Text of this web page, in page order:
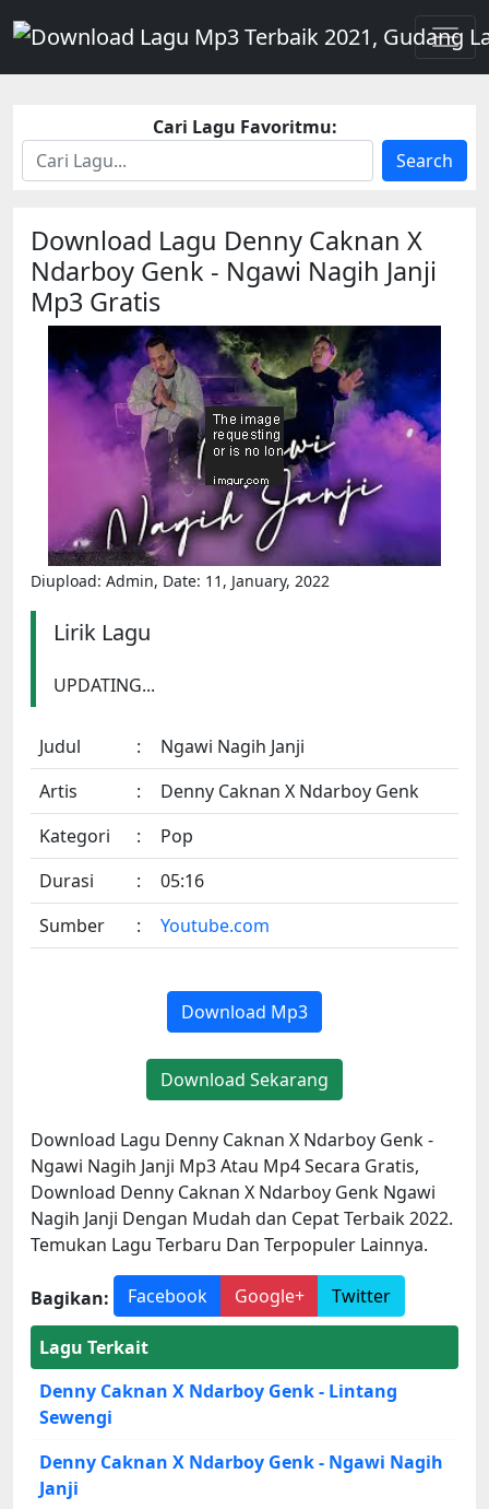
Cari Lagu Favoritmu:
Search
Download Lagu Denny Caknan X
Ndarboy Genk - Ngawi Nagih Janji
Mp3 Gratis
Diupload: Admin, Date: 11, January, 2022
Lirik Lagu
UPDATING...
Judul :
Ngawi Nagih Janji
Artis
:
Denny Caknan X Ndarboy Genk
Kategori
:
Pop
Durasi
:
05:16
Sumber
: Youtube.com
Download Mp3
Download Sekarang
Download Lagu Denny Caknan X Ndarboy Genk -
Ngawi Nagih Janji Mp3 Atau Mp4 Secara Gratis,
Download Denny Caknan X Ndarboy Genk Ngawi
Nagih Janji Dengan Mudah dan Cepat Terbaik 2022.
Temukan Lagu Terbaru Dan Terpopuler Lainnya.
Bagikan: Facebook Google+ Twitter
Lagu Terkait
Denny Caknan X Ndarboy Genk - Lintang
Sewengi
Denny Caknan X Ndarboy Genk - Ngawi Nagih
Janji